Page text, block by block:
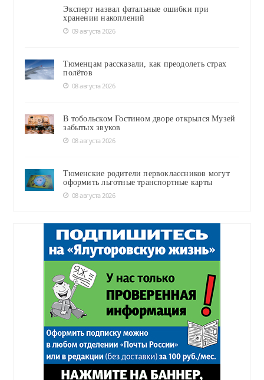
Эксперт назвал фатальные ошибки при
хранении накоплений
09 августа 2026
Тюменцам рассказали, как преодолеть страх
полётов
08 августа 2026
В тобольском Гостином дворе открылся Музей
забытых звуков
08 августа 2026
Тюменские родители первоклассников могут
оформить льготные транспортные карты
08 августа 2026